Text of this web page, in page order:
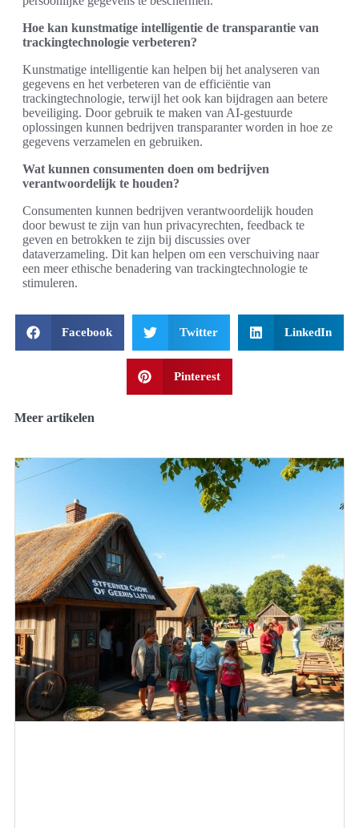
Hoe kan kunstmatige intelligentie de transparantie van
trackingtechnologie verbeteren?
Kunstmatige intelligentie kan helpen bij het analyseren van
gegevens en het verbeteren van de efficiëntie van
trackingtechnologie, terwijl het ook kan bijdragen aan betere
beveiliging. Door gebruik te maken van AI-gestuurde
oplossingen kunnen bedrijven transparanter worden in hoe ze
gegevens verzamelen en gebruiken.
Wat kunnen consumenten doen om bedrijven
verantwoordelijk te houden?
Consumenten kunnen bedrijven verantwoordelijk houden
door bewust te zijn van hun privacyrechten, feedback te
geven en betrokken te zijn bij discussies over
dataverzameling. Dit kan helpen om een verschuiving naar
een meer ethische benadering van trackingtechnologie te
stimuleren.
Facebook Twitter LinkedIn
Pinterest
Meer artikelen